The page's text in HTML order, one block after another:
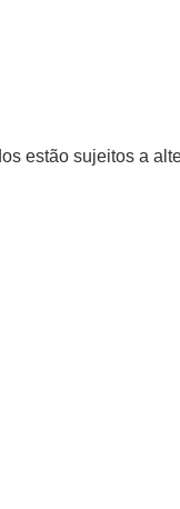
estão sujeitos a